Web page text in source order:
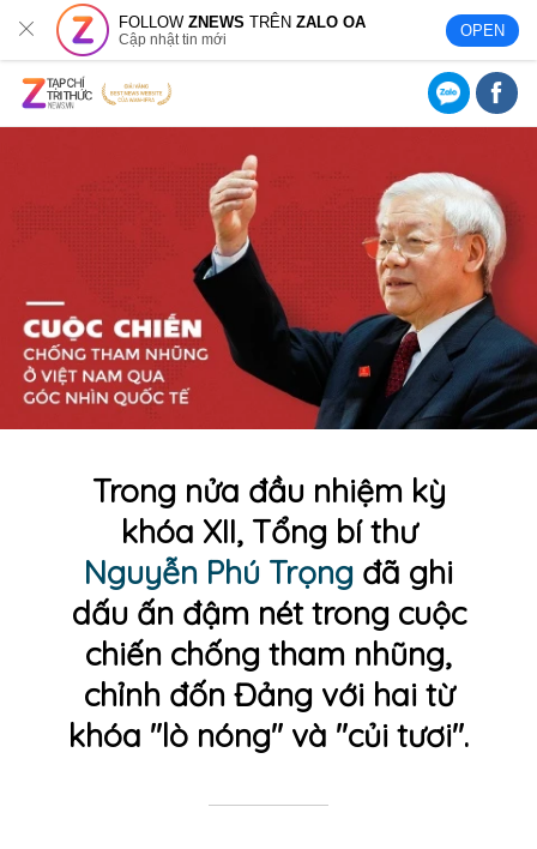
FOLLOWZNEWS TRÊNZALO OA
Cập nhật tin mới OPEN
Trong nửa đầu nhiệm kỳ
khóa XII, Tổng bí thư
Nguyễn Phú Trọng đã ghi
dấu ấn đậm nét trong cuộc
chiến chống tham nhũng,
chỉnh đốn Đảng với hai từ
khóa "lò nóng" và "củi tươi".